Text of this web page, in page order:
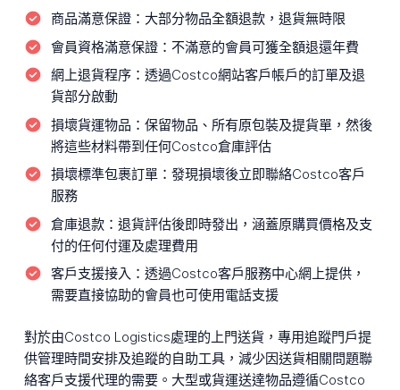
商品滿意保證： 大部分物品全額退款，退貨無時限
會員資格滿意保證： 不滿意的會員可獲全額退還年費
網上退貨程序： 透過Costco網站客戶帳戶的訂單及退
貨部分啟動
損壞貨運物品： 保留物品、所有原包裝及提貨單，然後
將這些材料帶到任何Costco倉庫評估
損壞標準包裹訂單： 發現損壞後立即聯絡Costco客戶
服務
倉庫退款： 退貨評估後即時發出，涵蓋原購買價格及支
付的任何付運及處理費用
客戶支援接入： 透過Costco客戶服務中心網上提供，
需要直接協助的會員也可使用電話支援
對於由Costco Logistics處理的上門送貨，專用追蹤門戶提
供管理時間安排及追蹤的自助工具，減少因送貨相關問題聯
絡客戶支援代理的需要。大型或貨運送達物品遵循Costco